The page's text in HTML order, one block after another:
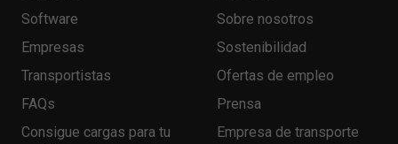
Software
Empresas
Transportistas
FAQs
Consigue cargas para tu
Sobre nosotros
Sostenibilidad
Ofertas de empleo
Prensa
Empresa de transporte